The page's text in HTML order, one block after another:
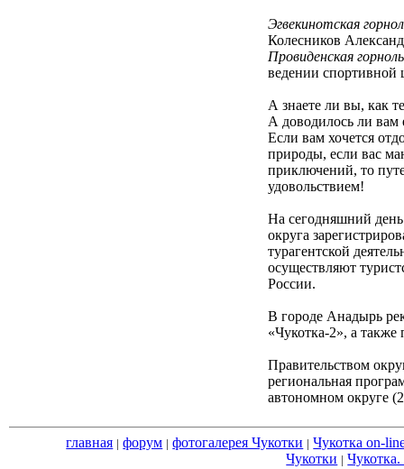
Эгвекинотская
Колесников
Провиденская
ведении спортивной
А знаете ли вы, как
А доводилось ли вам
Если вам хочется
природы, если вас
приключений, то
удовольствием!
На сегодняшний
округа
турагентской
осуществляют
России.
В городе Анадырь
«Чукотка-2», а
Правительством
региональная
автономном округе
главная | форум | фотогалерея Чукотки | Чукотка on-
Чукотки | Чукотка.